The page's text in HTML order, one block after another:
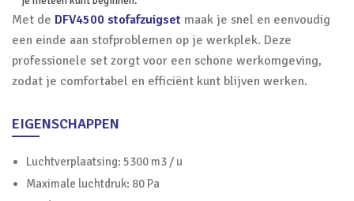
Met de DFV4500 stofafzuigset maak je snel en eenvoudig
een einde aan stofproblemen op je werkplek. Deze
professionele set zorgt voor een schone werkomgeving,
zodat je comfortabel en efficiënt kunt blijven werken.
EIGENSCHAPPEN
Luchtverplaatsing: 5300 m3 / u
Maximale luchtdruk: 80 Pa